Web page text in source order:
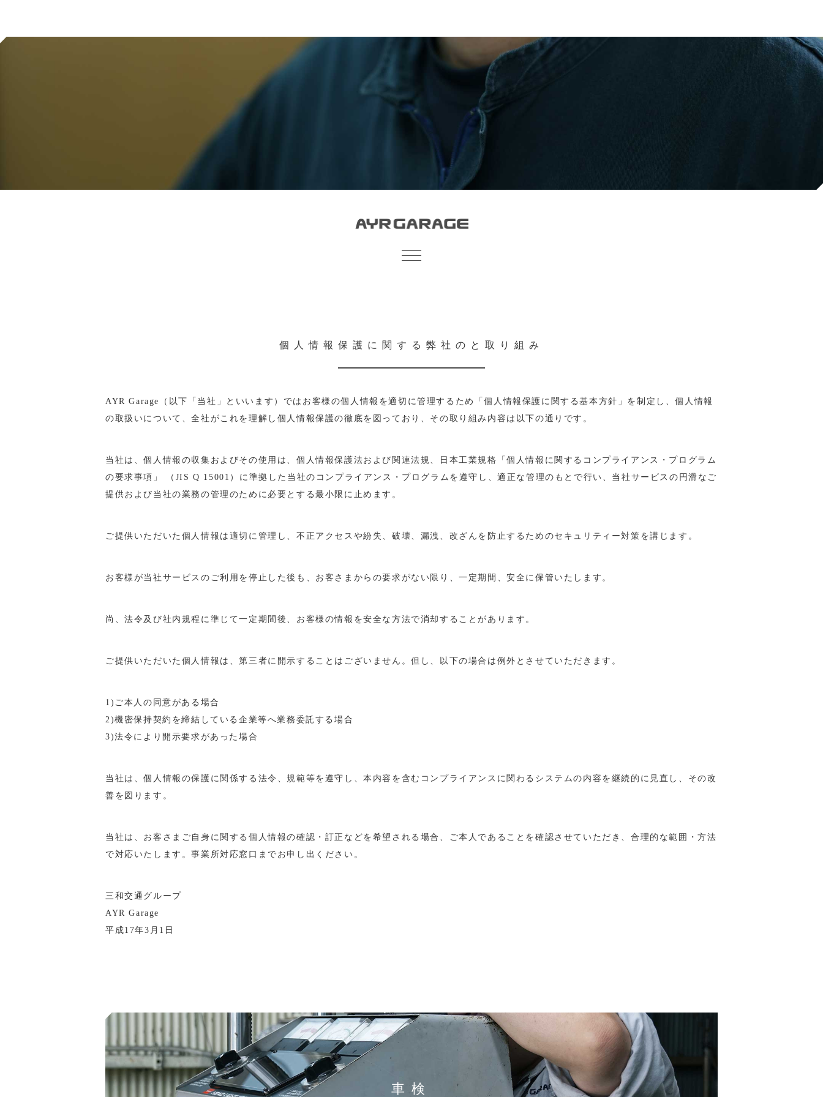
個人情報保護に関する弊社のと取り組み
AYR Garage（以下「当社」といいます）ではお客様の個人情報を適切に管理するため「個人情報保護に関する基本方針」を制定し、個人情報
の取扱いについて、全社がこれを理解し個人情報保護の徹底を図っており、その取り組み内容は以下の通りです。
当社は、個人情報の収集およびその使用は、個人情報保護法および関連法規、日本工業規格「個人情報に関するコンプライアンス・プログラム
の要求事項」 （JIS Q 15001）に準拠した当社のコンプライアンス・プログラムを遵守し、適正な管理のもとで行い、当社サービスの円滑なご
提供および当社の業務の管理のために必要とする最小限に止めます。
ご提供いただいた個人情報は適切に管理し、不正アクセスや紛失、破壊、漏洩、改ざんを防止するためのセキュリティー対策を講じます。
お客様が当社サービスのご利用を停止した後も、お客さまからの要求がない限り、一定期間、安全に保管いたします。
尚、法令及び社内規程に準じて一定期間後、お客様の情報を安全な方法で消却することがあります。
ご提供いただいた個人情報は、第三者に開示することはございません。但し、以下の場合は例外とさせていただきます。
1)ご本人の同意がある場合
2)機密保持契約を締結している企業等へ業務委託する場合
3)法令により開示要求があった場合
当社は、個人情報の保護に関係する法令、規範等を遵守し、本内容を含むコンプライアンスに関わるシステムの内容を継続的に見直し、その改
善を図ります。
当社は、お客さまご自身に関する個人情報の確認・訂正などを希望される場合、ご本人であることを確認させていただき、合理的な範囲・方法
で対応いたします。事業所対応窓口までお申し出ください。
三和交通グループ
AYR Garage
平成17年3月1日
車検